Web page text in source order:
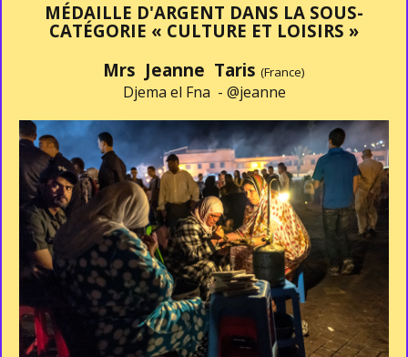
MÉDAILLE D'ARGENT DANS LA SOUS-
CATÉGORIE « CULTURE ET LOISIRS »
Mrs Jeanne Taris (France)
Djema el Fna - @jeanne